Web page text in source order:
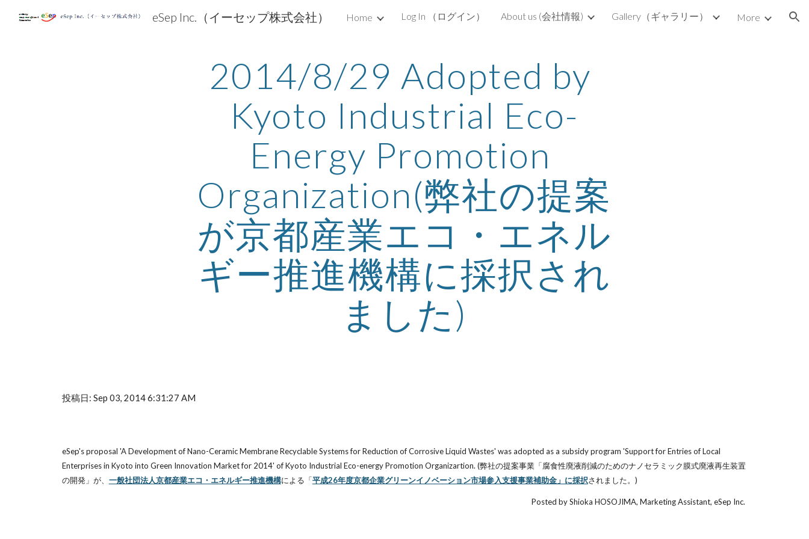
Skip to main content Skip to navigation
eSep Inc.（イーセップ株式会社） Home Log In （ログイン） About us (会社情報) Gallery（ギャラリー） More
2014/8/29 Adopted by
Kyoto Industrial Eco-
Energy Promotion
Organization(弊社の提案
が京都産業エコ・エネル
ギー推進機構に採択され
ました)
投稿日: Sep 03, 2014 6:31:27 AM
eSep's proposal 'A Development of Nano-Ceramic Membrane Recyclable Systems for Reduction of Corrosive Liquid Wastes' was adopted as a subsidy program 'Support for Entries of Local
Enterprises in Kyoto into Green Innovation Market for 2014' of Kyoto Industrial Eco-energy Promotion Organizartion. (弊社の提案事業「腐食性廃液削減のためのナノセラミック膜式廃液再生装置
の開発」が、 一般社団法人京都産業エコ・エネルギー推進機構による「平成26年度京都企業グリーンイノベーション市場参入支援事業補助金」に採択されました。)
Posted by Shioka HOSOJIMA, Marketing Assistant, eSep Inc.